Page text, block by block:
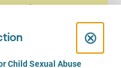
П’ятниця:
⊗
C
l
Child Sexual Abuse